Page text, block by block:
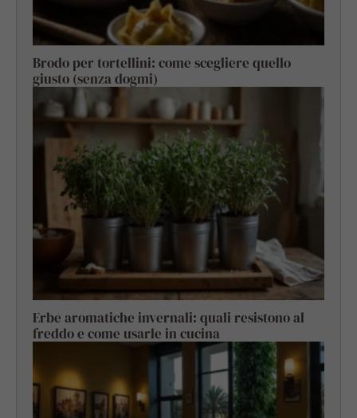
Brodo per tortellini: come scegliere quello
giusto (senza dogmi)
Erbe aromatiche invernali: quali resistono al
freddo e come usarle in cucina